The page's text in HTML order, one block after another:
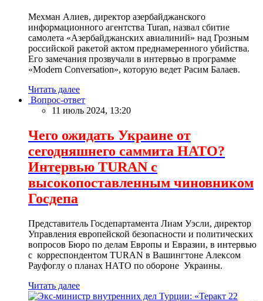
Мехман Алиев, директор азербайджанского
информационного агентства Turan, назвал сбитие
самолета «Азербайджанских авиалиний» над Грозным
российской ракетой актом преднамеренного убийства.
Его замечания прозвучали в интервью в программе
«Modern Conversation», которую ведет Расим Балаев.
Читать далее
Вопрос-ответ
11 июль 2024, 13:20
Чего ожидать Украине от
сегодняшнего саммита НАТО?
Интервью TURAN с
высокопоставленным чиновником
Госдепа
Представитель Госдепартамента Лиам Уэсли, директор
Управления европейской безопасности и политических
вопросов Бюро по делам Европы и Евразии, в интервью
с корреспондентом TURAN в Вашингтоне Алексом
Рауфоглу о планах НАТО по обороне Украины.
Читать далее